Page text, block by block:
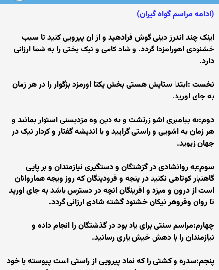
(ادامه مراسم گواه گیران)
اینک چند اندرز دینی گوش فرادهید و از ان پیرویی کنید تا سبب
خشنودی اهورامزدا گردد. و شاد کامی و نیک بختی را به شما ارزانی
دارد.
نخست :ابتدا ستایش هستی بخش یکتا اورمزد بزگوار را در هر زمان
به جای اورید.
دوم:به پیامبری اشو زرتشت و به دین وه مزدیسنی استوار بمانید و
هر زمان به اشویی و راستی گرایید و با اندیشه گفتار و کردار نیک در
جهان زیوید.
سوم:به روانشادی در گزشتگان و دستگیری نیازمندان و بر پایی
گاهنبار کوتاهی نکنید در پنجه و فرودینگان که روز ویجه هماروانان
است از درون و میزد و افرینگان انچه در دسترس باشد به جای اورید
تا روان وفروهر نیکان خشنود گشته شادی ارزانی گردد.
چهارم:مراسم سنتی برای یاد بود در گذشتگان را انجام داده و
نیازمندان را با دهش خیش یاری رسانید.
پنجم:سدره و کشتی را که نماد پیرویی از راستی است پیوسته با خود